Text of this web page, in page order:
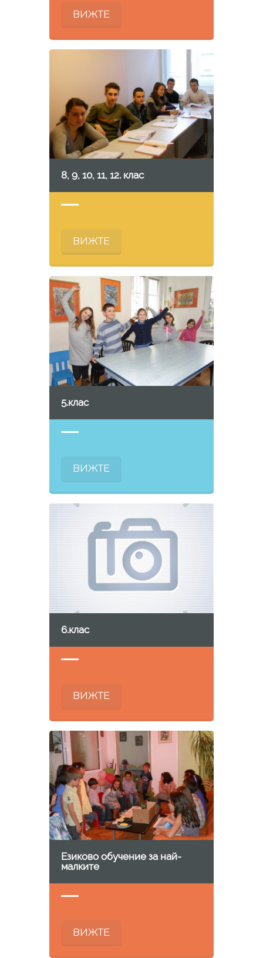
ВИЖТЕ
8, 9, 10, 11, 12. клас
ВИЖТЕ
5.клас
ВИЖТЕ
6.клас
ВИЖТЕ
Езиково обучение за най-
малките
ВИЖТЕ